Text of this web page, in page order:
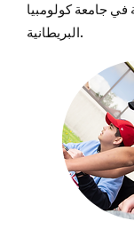
جامعة كولومبيا
البريطانية.